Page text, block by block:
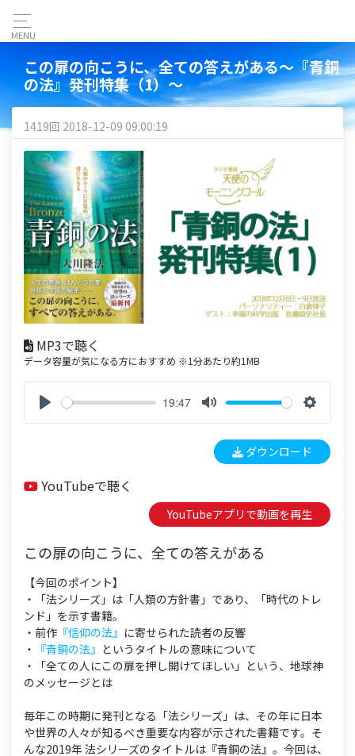
MENU
この扉の向こうに、全ての答えがある～『青銅
の法』発刊特集（1）～
1419回 2018-12-09 09:00:19
MP3で聴く
データ容量が気になる方におすすめ ※1分あたり約1MB
19:47
e
t
n
g
ダウンロード
YouTubeで聴く
YouTubeアプリで動画を再生
この扉の向こうに、全ての答えがある
【今回のポイント】
・「法シリーズ」は「人類の方針書」であり、「時代のトレ
ンド」を示す書籍。
・前作 『信仰の法』 に寄せられた読者の反響
・
『青銅の法』 というタイトルの意味について
・「全ての人にこの扉を押し開けてほしい」という、地球神
のメッセージとは
毎年この時期に発刊となる「法シリーズ」は、その年に日本
や世界の人々が知るべき重要な内容が示された書籍です。そ
んな2019年 法シリーズのタイトルは『青銅の法』。今回は、